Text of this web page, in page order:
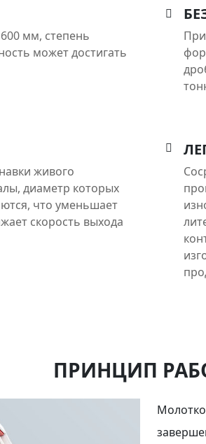
мм, степень
может достигать
живого
диаметр которых
что уменьшает
скорость выхода
ПРИНЦИП